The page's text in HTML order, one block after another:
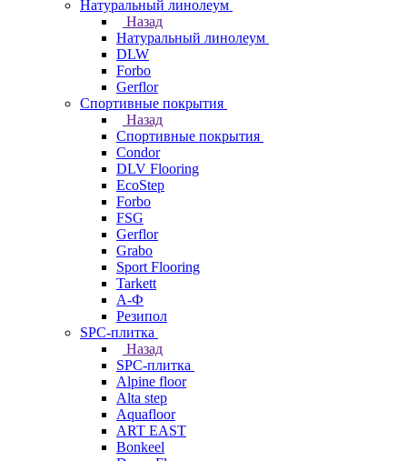
Натуральный линолеум
Назад
Натуральный линолеум
DLW
Forbo
Gerflor
Спортивные покрытия
Назад
Спортивные покрытия
Condor
DLV Flooring
EcoStep
Forbo
FSG
Gerflor
Grabo
Sport Flooring
Tarkett
А-Ф
Резипол
SPC-плитка
Назад
SPC-плитка
Alpine floor
Alta step
Aquafloor
ART EAST
Bonkeel